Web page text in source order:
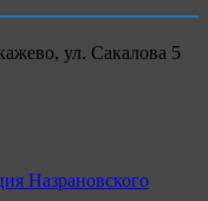
ул. Сакалова 5
Назрановского